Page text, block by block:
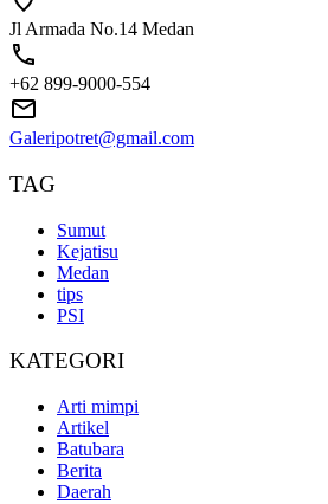
Jl Armada No.14 Medan
+62 899-9000-554
Galeripotret@gmail.com
TAG
Sumut
Kejatisu
Medan
tips
PSI
KATEGORI
Arti mimpi
Artikel
Batubara
Berita
Daerah